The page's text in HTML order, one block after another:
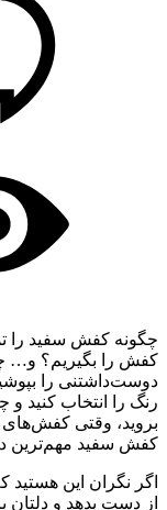
چگونه کفش سفید را
کفش را بگیریم؟
دوست‌داشتنی را
رنگ را انتخاب کنید و
بروید، وقتی کفش‌های
کفش سفید مهم‌ترین
اگر نگران این هستید
از دست بدهد و